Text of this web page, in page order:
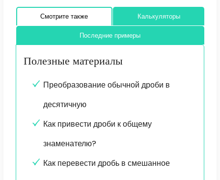
Смотрите также Калькуляторы
Последние примеры
Полезные материалы
Преобразование обычной дроби в
десятичную
Как привести дроби к общему
знаменателю?
Как перевести дробь в смешанное